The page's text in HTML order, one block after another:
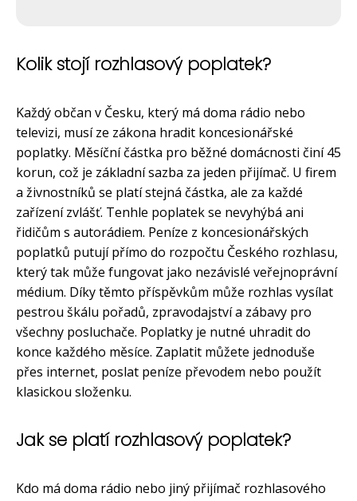
Kolik stojí rozhlasový poplatek?
Každý občan v Česku, který má doma rádio nebo
televizi, musí ze zákona hradit koncesionářské
poplatky. Měsíční částka pro běžné domácnosti činí 45
korun, což je základní sazba za jeden přijímač. U firem
a živnostníků se platí stejná částka, ale za každé
zařízení zvlášť. Tenhle poplatek se nevyhýbá ani
řidičům s autorádiem. Peníze z koncesionářských
poplatků putují přímo do rozpočtu Českého rozhlasu,
který tak může fungovat jako nezávislé veřejnoprávní
médium. Díky těmto příspěvkům může rozhlas vysílat
pestrou škálu pořadů, zpravodajství a zábavy pro
všechny posluchače. Poplatky je nutné uhradit do
konce každého měsíce. Zaplatit můžete jednoduše
přes internet, poslat peníze převodem nebo použít
klasickou složenku.
Jak se platí rozhlasový poplatek?
Kdo má doma rádio nebo jiný přijímač rozhlasového